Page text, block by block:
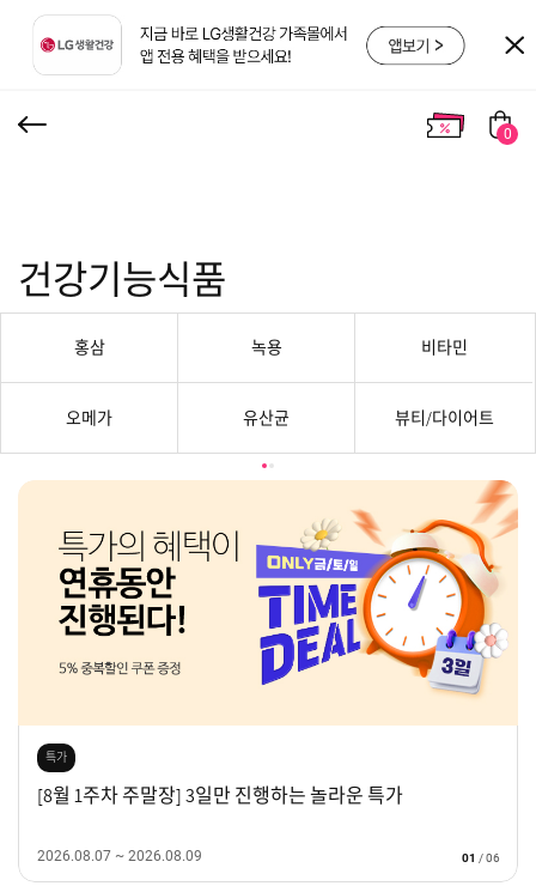
0
건강기능식품
홍삼 녹용 비타민
오메가 유산균 뷰티/다이어트
특가
[8월 1주차 주말장] 3일만 진행하는 놀라운 특가
2026.08.07 ~ 2026.08.09 01 /06